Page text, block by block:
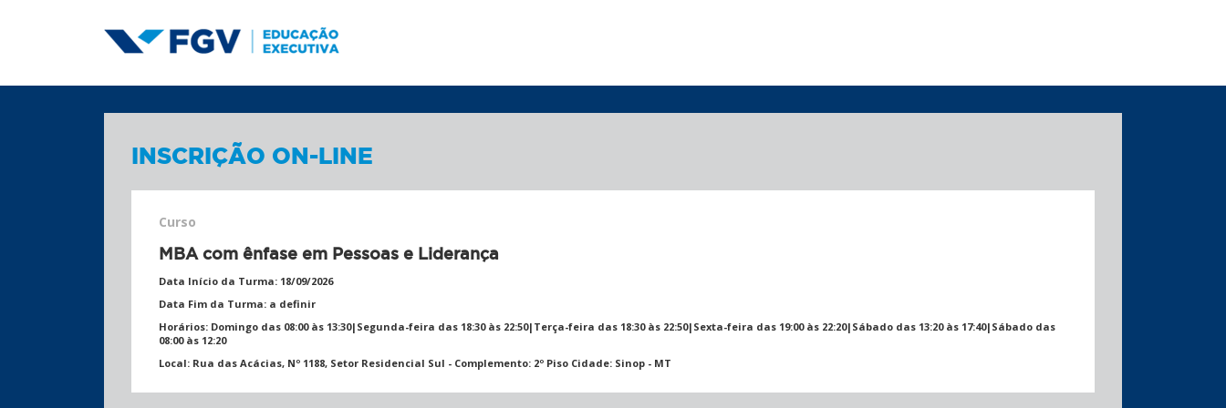
INSCRIÇÃO ON-LINE
Curso
MBA com ênfase em Pessoas e Liderança
Data Início da Turma: 18/09/2026
Data Fim da Turma: a definir
Horários: Domingo das 08:00 às 13:30|Segunda-feira das 18:30 às 22:50|Terça-feira das 18:30 às 22:50|Sexta-feira das 19:00 às 22:20|Sábado das 13:20 às 17:40|Sábado das
08:00 às 12:20
Local: Rua das Acácias, Nº 1188, Setor Residencial Sul - Complemento: 2º Piso Cidade: Sinop - MT